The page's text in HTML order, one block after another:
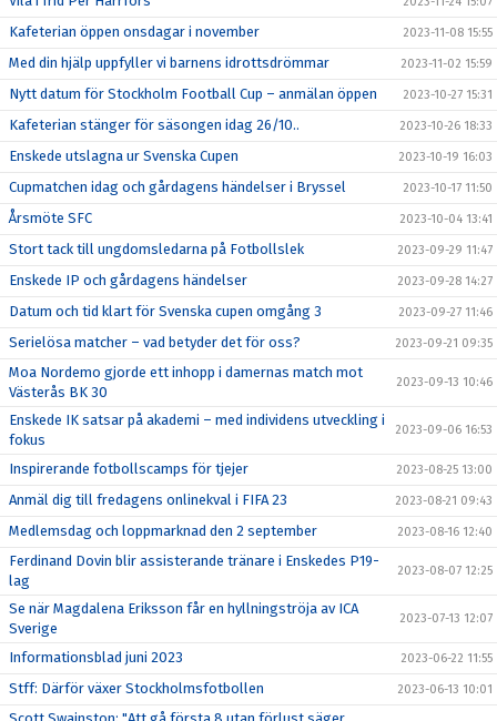
Kafeterian öppen onsdagar i november 2023-11-08 15:55
Med din hjälp uppfyller vi barnens idrottsdrömmar 2023-11-02 15:59
Nytt datum för Stockholm Football Cup – anmälan öppen 2023-10-27 15:31
Kafeterian stänger för säsongen idag 26/10.. 2023-10-26 18:33
Enskede utslagna ur Svenska Cupen 2023-10-19 16:03
Cupmatchen idag och gårdagens händelser i Bryssel 2023-10-17 11:50
Årsmöte SFC 2023-10-04 13:41
Stort tack till ungdomsledarna på Fotbollslek 2023-09-29 11:47
Enskede IP och gårdagens händelser 2023-09-28 14:27
Datum och tid klart för Svenska cupen omgång 3 2023-09-27 11:46
Serielösa matcher – vad betyder det för oss? 2023-09-21 09:35
Moa Nordemo gjorde ett inhopp i damernas match mot
Västerås BK 30
2023-09-13 10:46
Enskede IK satsar på akademi – med individens utveckling i
fokus
2023-09-06 16:53
Inspirerande fotbollscamps för tjejer 2023-08-25 13:00
Anmäl dig till fredagens onlinekval i FIFA 23 2023-08-21 09:43
Medlemsdag och loppmarknad den 2 september 2023-08-16 12:40
Ferdinand Dovin blir assisterande tränare i Enskedes P19-
lag
2023-08-07 12:25
Se när Magdalena Eriksson får en hyllningströja av ICA
Sverige
2023-07-13 12:07
Informationsblad juni 2023 2023-06-22 11:55
Stff: Därför växer Stockholmsfotbollen 2023-06-13 10:01